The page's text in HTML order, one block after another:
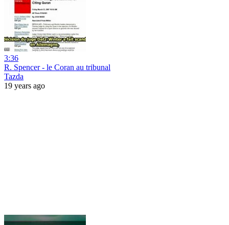
3:36
R. Spencer - le Coran au tribunal
Tazda
19 years ago